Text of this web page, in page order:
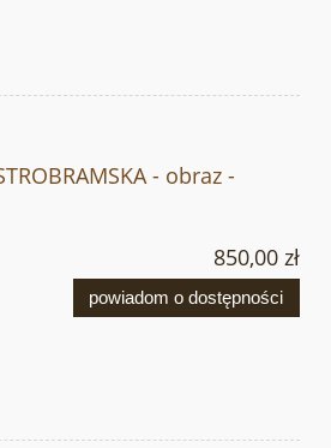
- obraz -
850,00 zł
powiadom o dostępności